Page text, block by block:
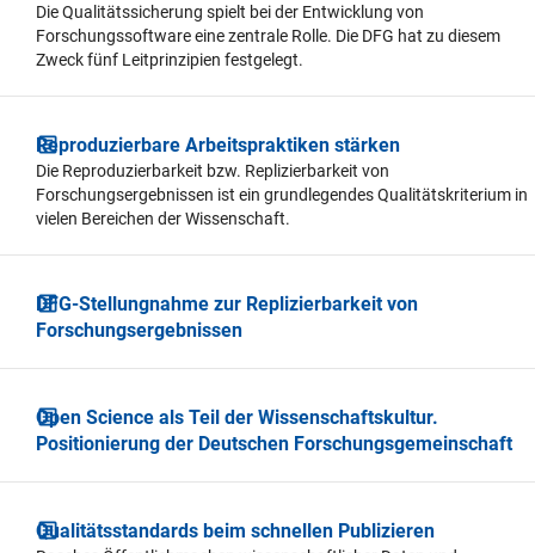
Die Qualitätssicherung spielt bei der Entwicklung von
Forschungssoftware eine zentrale Rolle. Die DFG hat zu diesem
Zweck fünf Leitprinzipien festgelegt.
Reproduzierbare Arbeitspraktiken stärken
Die Reproduzierbarkeit bzw. Replizierbarkeit von
Forschungsergebnissen ist ein grundlegendes Qualitätskriterium in
vielen Bereichen der Wissenschaft.
DFG-Stellungnahme zur Replizierbarkeit von
Forschungsergebnissen
Open Science als Teil der Wissenschaftskultur.
Positionierung der Deutschen Forschungsgemeinschaft
Qualitätsstandards beim schnellen Publizieren